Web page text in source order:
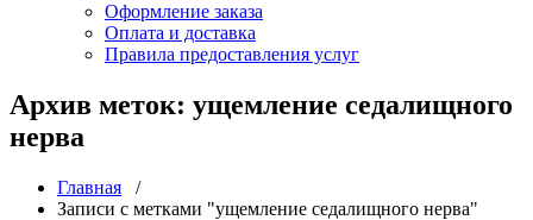
Оформление заказа
Оплата и доставка
Правила предоставления услуг
Архив меток: ущемление седалищного
нерва
Главная /
Записи с метками "ущемление седалищного нерва"